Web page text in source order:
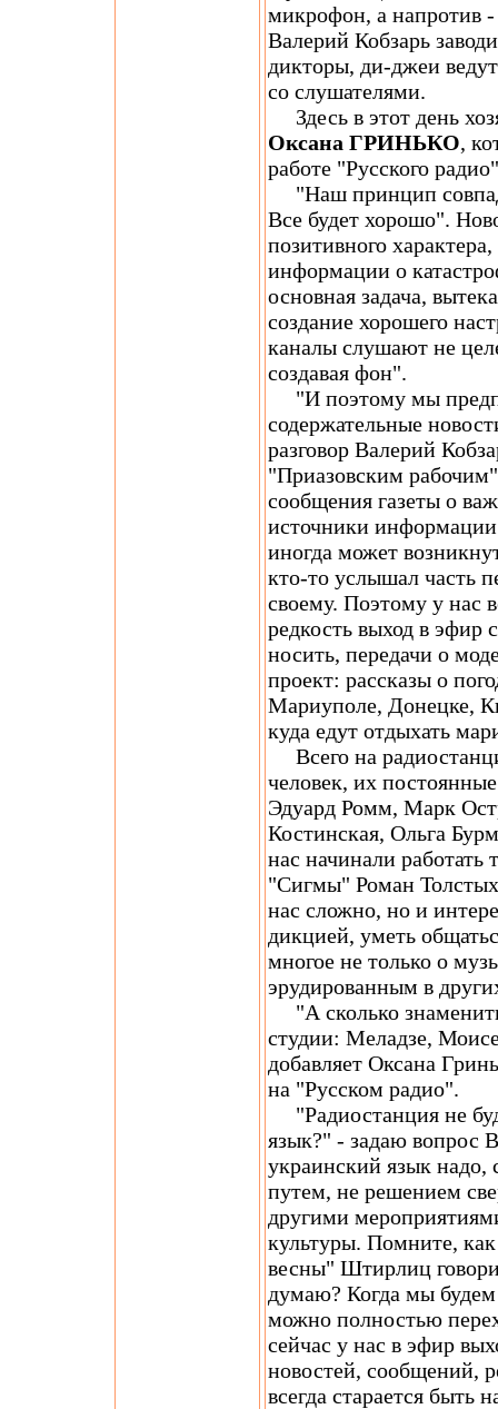
микрофон, а напротив
Валерий Кобзарь
дикторы, ди-джеи
со слушателями.
Здесь в этот день
Оксана ГРИНЬКО,
работе "Русского
"Наш принцип
Все будет хорошо".
позитивного
информации о
основная задача,
создание хорошего
каналы слушают не
создавая фон".
"И поэтому мы
содержательные
разговор Валерий
"Приазовским
сообщения газеты о
источники информации
иногда может
кто-то услышал часть
своему. Поэтому у нас
редкость выход в эфир
носить, передачи о
проект: рассказы о
Мариуполе, Донецке,
куда едут отдыхать
Всего на
человек, их
Эдуард Ромм, Марк
Костинская, Ольга
нас начинали работать
"Сигмы" Роман
нас сложно, но и
дикцией, уметь
многое не только о
эрудированным в
"А сколько
студии: Меладзе,
добавляет Оксана
на "Русском радио".
"Радиостанция не
язык?" - задаю вопрос
украинский язык надо,
путем, не решением
другими
культуры. Помните,
весны" Штирлиц
думаю? Когда мы будем
можно полностью
сейчас у нас в эфир
новостей, сообщений,
всегда старается быть